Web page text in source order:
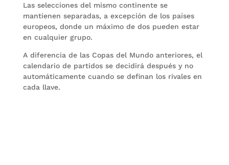
Las selecciones del mismo continente se
mantienen separadas, a excepción de los países
europeos, donde un máximo de dos pueden estar
en cualquier grupo.
A diferencia de las Copas del Mundo anteriores, el
calendario de partidos se decidirá después y no
automáticamente cuando se definan los rivales en
cada llave.